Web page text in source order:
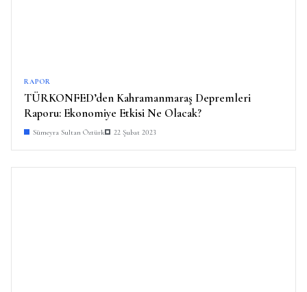
RAPOR
TÜRKONFED’den Kahramanmaraş Depremleri
Raporu: Ekonomiye Etkisi Ne Olacak?
Sümeyra Sultan Öztürk 22 Şubat 2023